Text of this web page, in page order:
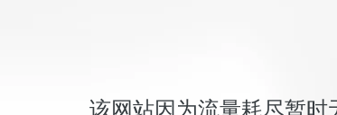
该网站因为流量耗尽暂时